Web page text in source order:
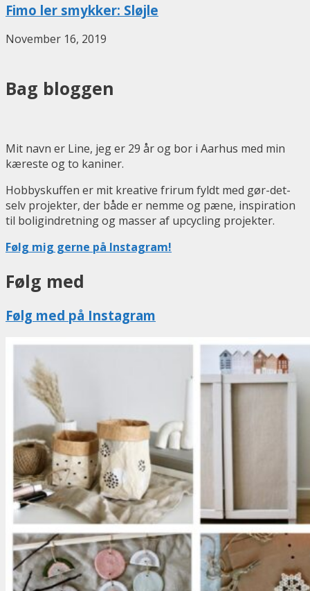
Fimo ler smykker: Sløjle
November 16, 2019
Bag bloggen
Mit navn er Line, jeg er 29 år og bor i Aarhus med min
kæreste og to kaniner.
Hobbyskuffen er mit kreative frirum fyldt med gør-det-
selv projekter, der både er nemme og pæne, inspiration
til boligindretning og masser af upcycling projekter.
Følg mig gerne på Instagram!
Følg med
Følg med på Instagram